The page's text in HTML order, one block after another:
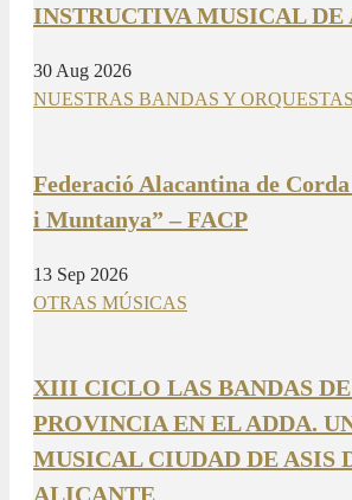
INSTRUCTIVA MUSICAL DE
30 Aug 2026
NUESTRAS BANDAS Y ORQUESTAS
Federació Alacantina de
i Muntanya” – FACP
13 Sep 2026
OTRAS MÚSICAS
XIII CICLO LAS BANDAS
PROVINCIA EN EL ADDA.
MUSICAL CIUDAD DE ASIS
ALICANTE